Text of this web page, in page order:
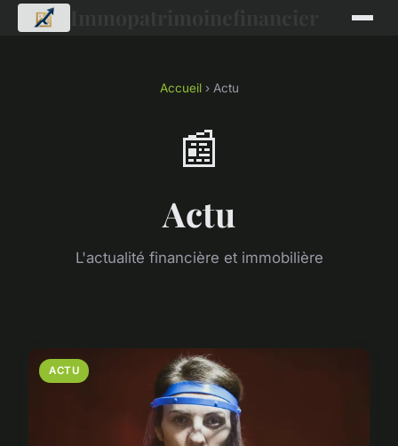
Accueil› Actu
📰
Actu
L'actualité financière et immobilière
ACTU